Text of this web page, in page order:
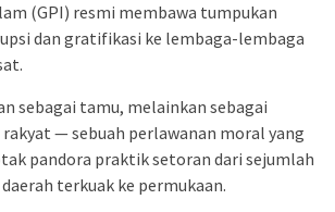
(GPI) resmi membawa tumpukan
dan gratifikasi ke lembaga-lembaga
sebagai tamu, melainkan sebagai
— sebuah perlawanan moral yang
pandora praktik setoran dari sejumlah
terkuak ke permukaan.